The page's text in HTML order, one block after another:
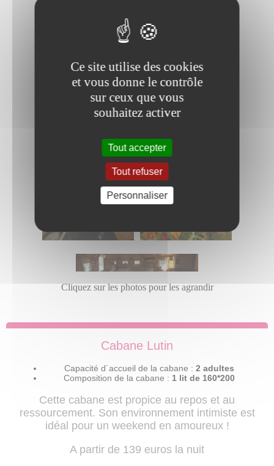
(petit déjeuner inclus)
Cliquez sur les photos pour les agrandir
Cabane Lutin
Capacité d´accueil de la cabane : 2 adultes
Composition de la cabane : 1 lit de 160*200
Cette cabane est propice au repos et au
ressourcement. Son environnement intimiste est
idéal pour un weekend en amoureux !
A partir de 139 euros la nuit
Ce site utilise des cookies
et vous donne le contrôle
sur ceux que vous
souhaitez activer
Tout accepter
Tout refuser
Personnaliser